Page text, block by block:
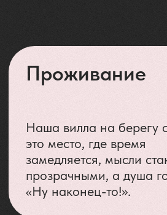
— ЭТО
ПУТЕШЕСТВИЕ